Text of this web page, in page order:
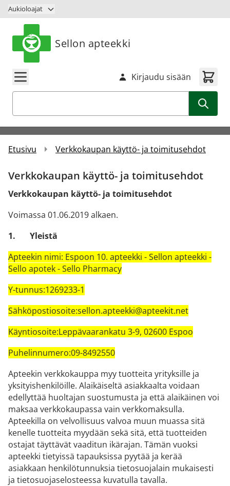
Siirry sisältöön
Aukioloajat
Sellon apteekki
Kirjaudu sisään
Etusivu Verkkokaupan käyttö- ja toimitusehdot
Verkkokaupan käyttö- ja toimitusehdot
Verkkokaupan käyttö- ja toimitusehdot
Voimassa 01.06.2019 alkaen.
1. Yleistä
Apteekin nimi: Espoon 10. apteekki - Sellon apteekki -
Sello apotek - Sello Pharmacy
Y-tunnus:1269233-1
Sähköpostiosoite:sellon.apteekki@apteekit.net
Käyntiosoite:Leppävaarankatu 3-9, 02600 Espoo
Puhelinnumero:09-8492550
Apteekin verkkokauppa myy tuotteita yrityksille ja
yksityishenkilöille. Alaikäiseltä asiakkaalta voidaan
edellyttää huoltajan suostumusta ja että alaikäinen voi
maksaa verkkokaupassa vain verkkomaksulla.
Apteekilla on velvollisuus valvoa muun muassa sitä
kenelle tuotteita myydään sekä sitä, että tuotteiden
ostajat täyttävät vaaditun ikärajan. Tämän vuoksi
apteekki tietyissä tapauksissa pyytää ja kerää
asiakkaan henkilötunnuksia tietosuojalain mukaisesti
ja tietosuojaselosteessa kuvatulla tavalla.